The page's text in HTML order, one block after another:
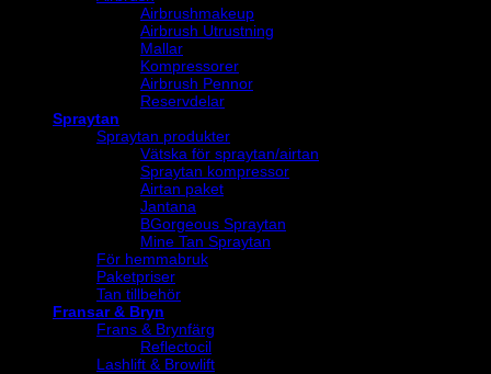
Airbrushmakeup
Airbrush Utrustning
Mallar
Kompressorer
Airbrush Pennor
Reservdelar
Spraytan
Spraytan produkter
Vätska för spraytan/airtan
Spraytan kompressor
Airtan paket
Jantana
BGorgeous Spraytan
Mine Tan Spraytan
För hemmabruk
Paketpriser
Tan tillbehör
Fransar & Bryn
Frans & Brynfärg
Reflectocil
Lashlift & Browlift